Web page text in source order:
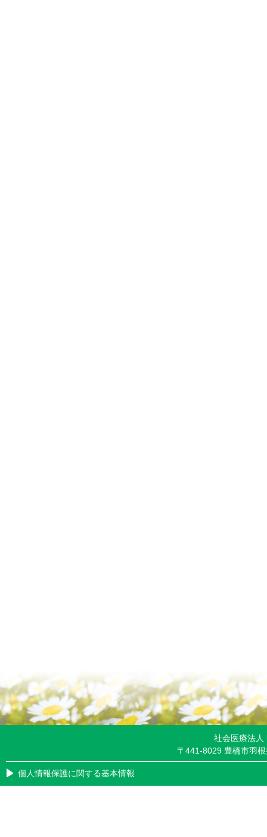
社会医療法
〒441-8029 豊橋市羽
個人情報保護に関する基本情報